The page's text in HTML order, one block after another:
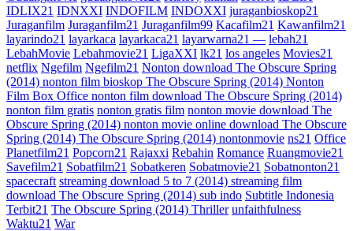
IDLIX21 IDNXXI INDOFILM INDOXXI juraganbioskop21
Juraganfilm Juraganfilm21 Juraganfilm99 Kacafilm21 Kawanfilm21
layarindo21 layarkaca layarkaca21 layarwarna21 — lebah21
LebahMovie Lebahmovie21 LigaXXI lk21 los angeles Movies21
netflix Ngefilm Ngefilm21 Nonton download The Obscure Spring
(2014) nonton film bioskop The Obscure Spring (2014) Nonton
Film Box Office nonton film download The Obscure Spring (2014)
nonton film gratis nonton gratis film nonton movie download The
Obscure Spring (2014) nonton movie online download The Obscure
Spring (2014) The Obscure Spring (2014) nontonmovie ns21 Office
Planetfilm21 Popcorn21 Rajaxxi Rebahin Romance Ruangmovie21
Savefilm21 Sobatfilm21 Sobatkeren Sobatmovie21 Sobatnonton21
spacecraft streaming download 5 to 7 (2014) streaming film
download The Obscure Spring (2014) sub indo Subtitle Indonesia
Terbit21 The Obscure Spring (2014) Thriller unfaithfulness
Waktu21 War